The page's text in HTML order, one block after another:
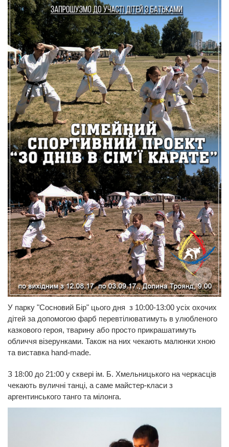
У парку "Сосновий Бір" цього дня з 10:00-13:00 усіх охочих
дітей за допомогою фарб перевтілюватимуть в улюбленого
казкового героя, тварину або просто прикрашатимуть
обличчя візерунками. Також на них чекають малюнки хною
та виставка hand-made.
З 18:00 до 21:00 у сквері ім. Б. Хмельницького на черкасців
чекають вуличні танці, а саме майстер-класи з
аргентинського танго та мілонга.